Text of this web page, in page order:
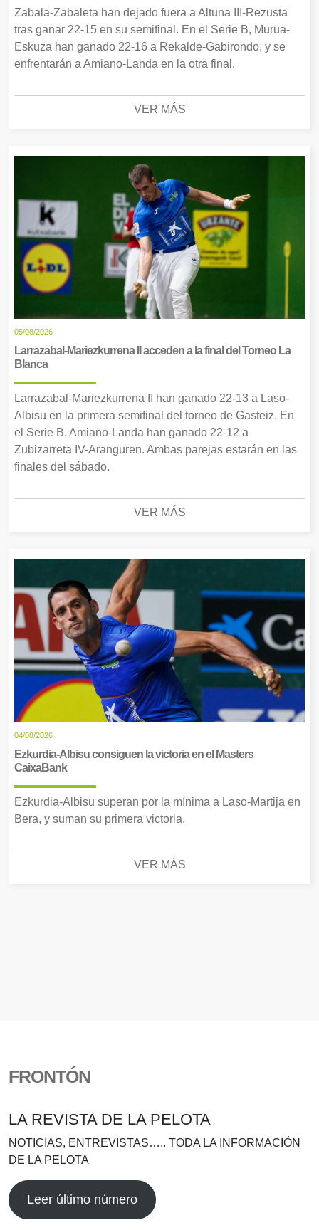
Zabala-Zabaleta han dejado fuera a Altuna III-Rezusta
tras ganar 22-15 en su semifinal. En el Serie B, Murua-
Eskuza han ganado 22-16 a Rekalde-Gabirondo, y se
enfrentarán a Amiano-Landa en la otra final.
VER MÁS
05/08/2026
Larrazabal-Mariezkurrena II acceden a la final del Torneo La
Blanca
Larrazabal-Mariezkurrena II han ganado 22-13 a Laso-
Albisu en la primera semifinal del torneo de Gasteiz. En
el Serie B, Amiano-Landa han ganado 22-12 a
Zubizarreta IV-Aranguren. Ambas parejas estarán en las
finales del sábado.
VER MÁS
04/08/2026
Ezkurdia-Albisu consiguen la victoria en el Masters
CaixaBank
Ezkurdia-Albisu superan por la mínima a Laso-Martija en
Bera, y suman su primera victoria.
VER MÁS
FRONTÓN
LA REVISTA DE LA PELOTA
NOTICIAS, ENTREVISTAS….. TODA LA INFORMACIÓN
DE LA PELOTA
Leer último número